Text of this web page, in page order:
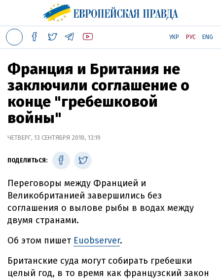
УКР РУС ENG
Франция и Британия не
заключили соглашение о
конце "гребешковой ​​
войны"
ЧЕТВЕРГ, 13 СЕНТЯБРЯ 2018, 13:19
ПОДЕЛИТЬСЯ:
Переговоры между Францией и
Великобританией завершились без
соглашения о вылове рыбы в водах между
двумя странами.
Об этом пишет Euobserver.
Британские суда могут собирать гребешки
целый год, в то время как французский закон